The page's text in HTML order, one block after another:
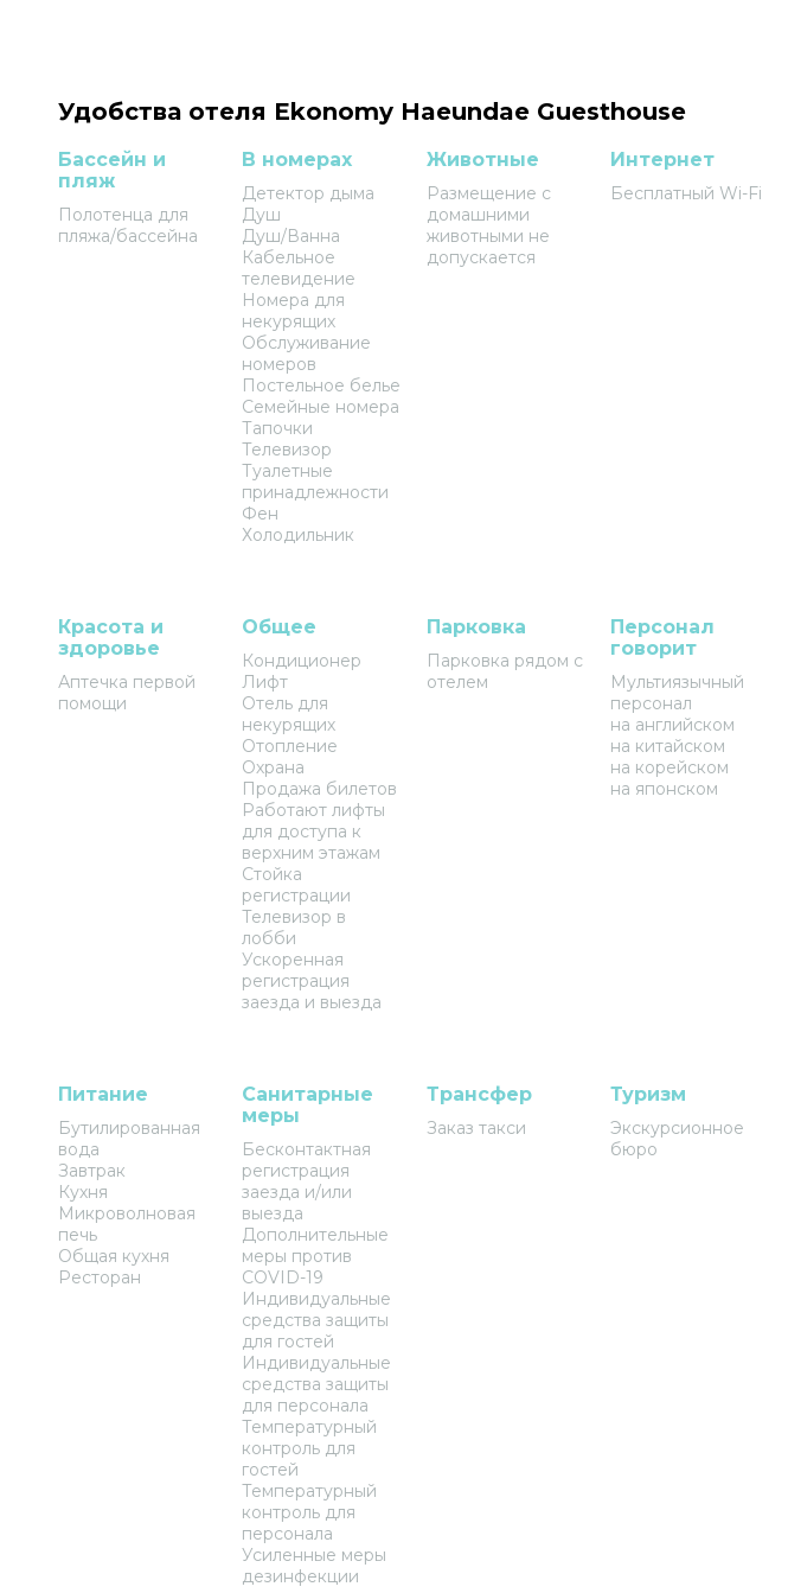
Удобства отеля Ekonomy Haeundae Guesthouse
Бассейн и
пляж
Полотенца для
пляжа/бассейна
В номерах
Детектор дыма
Душ
Душ/Ванна
Кабельное
телевидение
Номера для
некурящих
Обслуживание
номеров
Постельное белье
Семейные номера
Тапочки
Телевизор
Туалетные
принадлежности
Фен
Холодильник
Животные
Размещение с
домашними
животными не
допускается
Интернет
Бесплатный Wi-Fi
Красота и
здоровье
Аптечка первой
помощи
Общее
Кондиционер
Лифт
Отель для
некурящих
Отопление
Охрана
Продажа билетов
Работают лифты
для доступа к
верхним этажам
Стойка
регистрации
Телевизор в
лобби
Ускоренная
регистрация
заезда и выезда
Парковка
Парковка рядом с
отелем
Персонал
говорит
Мультиязычный
персонал
на английском
на китайском
на корейском
на японском
Питание
Бутилированная
вода
Завтрак
Кухня
Микроволновая
печь
Общая кухня
Ресторан
Санитарные
меры
Бесконтактная
регистрация
заезда и/или
выезда
Дополнительные
меры против
COVID-19
Индивидуальные
средства защиты
для гостей
Индивидуальные
средства защиты
для персонала
Температурный
контроль для
гостей
Температурный
контроль для
персонала
Усиленные меры
дезинфекции
Трансфер
Заказ такси
Туризм
Экскурсионное
бюро